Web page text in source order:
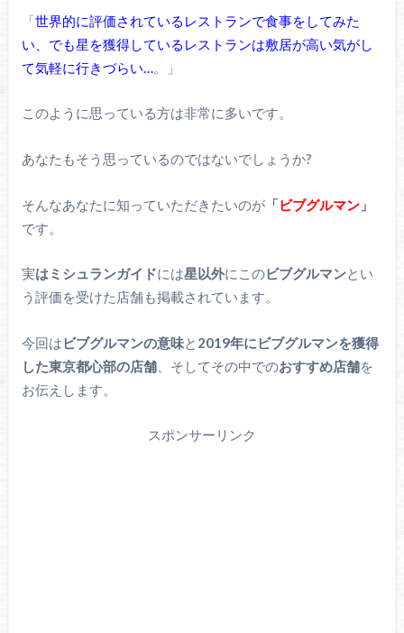
「世界的に評価されているレストランで食事をしてみた
い、でも星を獲得しているレストランは敷居が高い気がし
て気軽に行きづらい…。」
このように思っている方は非常に多いです。
あなたもそう思っているのではないでしょうか?
そんなあなたに知っていただきたいのが「ビブグルマン」
です。
実はミシュランガイドには星以外にこのビブグルマンとい
う評価を受けた店舗も掲載されています。
今回は ビブグルマンの意味と 2019年にビブグルマンを獲得
した東京都心部の店舗、そしてその中でのおすすめ店舗を
お伝えします。
スポンサーリンク